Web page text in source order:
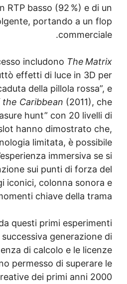
di un RTP basso (92 %) e
coinvolgente, portando a
di successo includonoThe
sfruttò effetti di luce in
la “caduta della pillola
of the Caribbean
“treasure hunt” con 20
slot hanno dimostrato
tecnologia limitata, è
un’esperienza immersiva
l’attenzione sui punti di
iconici, colonna
momenti chiave della
da questi primi
la successiva
la potenza di calcolo e le
hanno permesso di
creative dei primi anni